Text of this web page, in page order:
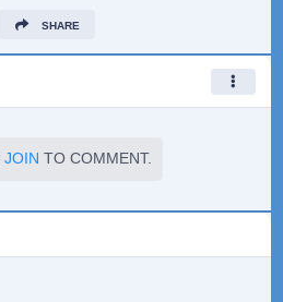
SHARE
JOIN TO COMMENT.